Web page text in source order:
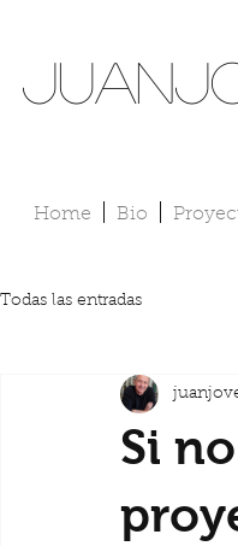
Home Bio
Todas las entradas
Si